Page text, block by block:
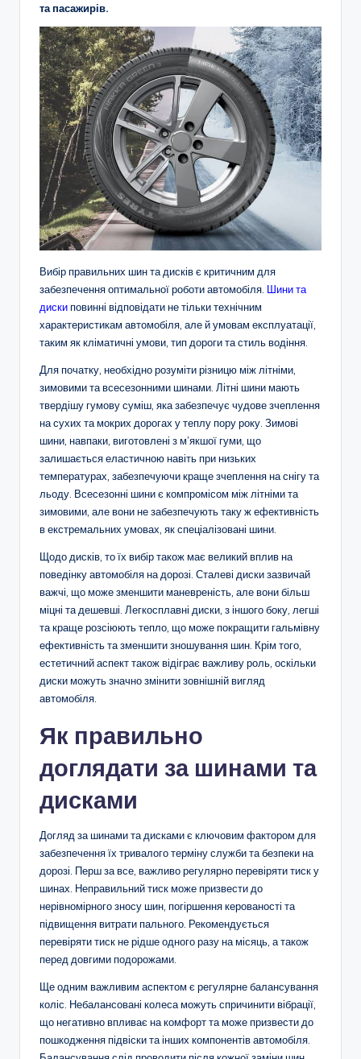
та пасажирів.
Вибір правильних шин та дисків є критичним для
забезпечення оптимальної роботи автомобіля. Шини та
дискиповинні відповідати не тільки технічним
характеристикам автомобіля, але й умовам експлуатації,
таким як кліматичні умови, тип дороги та стиль водіння.
Для початку, необхідно розуміти різницю між літніми,
зимовими та всесезонними шинами. Літні шини мають
твердішу гумову суміш, яка забезпечує чудове зчеплення
на сухих та мокрих дорогах у теплу пору року. Зимові
шини, навпаки, виготовлені з м’якшої гуми, що
залишається еластичною навіть при низьких
температурах, забезпечуючи краще зчеплення на снігу та
льоду. Всесезонні шини є компромісом між літніми та
зимовими, але вони не забезпечують таку ж ефективність
в екстремальних умовах, як спеціалізовані шини.
Щодо дисків, то їх вибір також має великий вплив на
поведінку автомобіля на дорозі. Сталеві диски зазвичай
важчі, що може зменшити маневреність, але вони більш
міцні та дешевші. Легкосплавні диски, з іншого боку, легші
та краще розсіюють тепло, що може покращити гальмівну
ефективність та зменшити зношування шин. Крім того,
естетичний аспект також відіграє важливу роль, оскільки
диски можуть значно змінити зовнішній вигляд
автомобіля.
Як правильно
доглядати за шинами та
дисками
Догляд за шинами та дисками є ключовим фактором для
забезпечення їх тривалого терміну служби та безпеки на
дорозі. Перш за все, важливо регулярно перевіряти тиск у
шинах. Неправильний тиск може призвести до
нерівномірного зносу шин, погіршення керованості та
підвищення витрати пального. Рекомендується
перевіряти тиск не рідше одного разу на місяць, а також
перед довгими подорожами.
Ще одним важливим аспектом є регулярне балансування
коліс. Небалансовані колеса можуть спричинити вібрації,
що негативно впливає на комфорт та може призвести до
пошкодження підвіски та інших компонентів автомобіля.